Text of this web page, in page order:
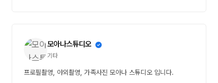
모아나스튜디오
기타
프로필촬영, 야외촬영, 가족사진 모아나 스튜디오 입니다.